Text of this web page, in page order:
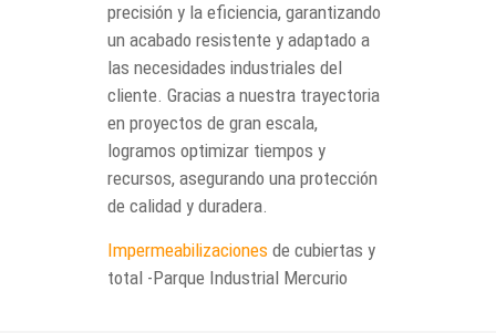
precisión y la eficiencia, garantizando
un acabado resistente y adaptado a
las necesidades industriales del
cliente. Gracias a nuestra trayectoria
en proyectos de gran escala,
logramos optimizar tiempos y
recursos, asegurando una protección
de calidad y duradera.
Impermeabilizaciones de cubiertas y
total -Parque Industrial Mercurio